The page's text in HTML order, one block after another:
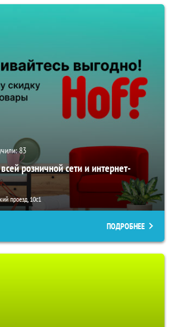
83
розничной сети и интернет-
проезд, 10с1
ПОДРОБНЕЕ